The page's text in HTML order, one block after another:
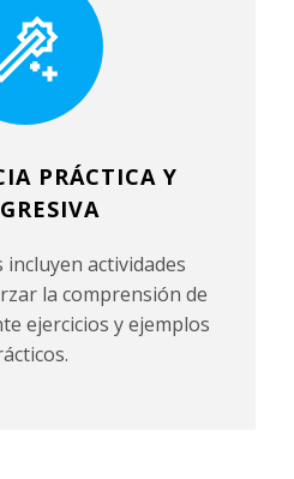
PRÁCTICA Y
actividades
la comprensión de
ejercicios y ejemplos